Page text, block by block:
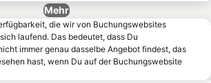
Mehr
die wir von Buchungswebsites
laufend. Das bedeutet, dass Du
immer genau dasselbe Angebot findest, das
hast, wenn Du auf der Buchungswebsite